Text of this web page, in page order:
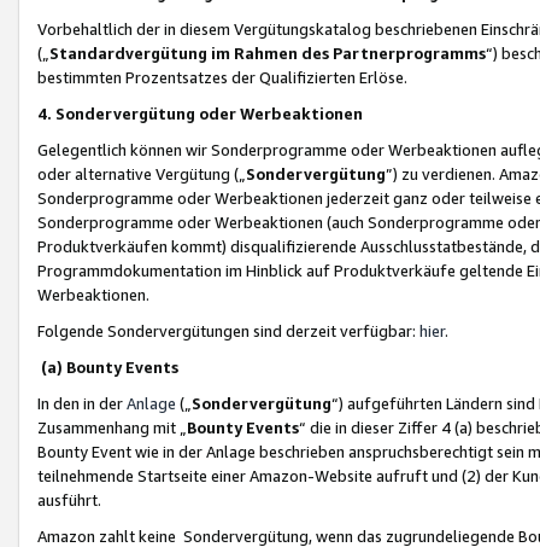
Vorbehaltlich der in diesem Vergütungskatalog beschriebenen
(„ Standardvergütung im Rahmen des Partnerprogramms“)
bestimmten Prozentsatzes der Qualifizierten Erlöse.
4. Sondervergütung oder Werbeaktionen
Gelegentlich können wir Sonderprogramme oder Werbeaktionen
oder alternative Vergütung („ Sondervergütung”) zu verdienen.
Sonderprogramme oder Werbeaktionen jederzeit ganz oder
Sonderprogramme oder Werbeaktionen (auch Sonderprogramme
Produktverkäufen kommt) disqualifizierende Ausschlusstatbestände,
Programmdokumentation im Hinblick auf Produktverkäufe geltende
Werbeaktionen.
Folgende Sondervergütungen sind derzeit verfügbar: hier.
(a) Bounty Events
In den in derAnlage („ Sondervergütung“) aufgeführten Ländern
Zusammenhang mit „ Bounty Events“ die in dieser Ziffer 4 (a)
Bounty Event wie in der Anlage beschrieben anspruchsberechtigt sein
teilnehmende Startseite einer Amazon-Website aufruft und (2) der
ausführt.
Amazon zahlt keine Sondervergütung, wenn das zugrundeliegende